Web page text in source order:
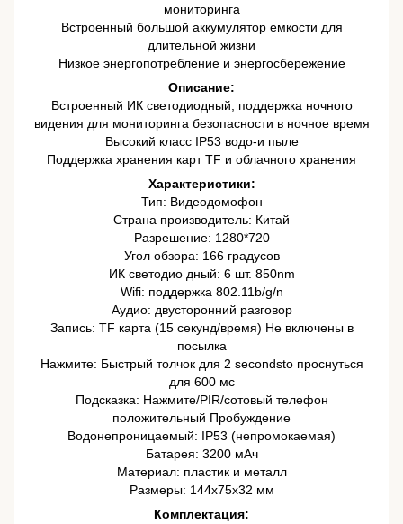
мониторинга
Встроенный большой аккумулятор емкости для
длительной жизни
Низкое энергопотребление и энергосбережение
Описание:
Встроенный ИК светодиодный, поддержка ночного
видения для мониторинга безопасности в ночное время
Высокий класс IP53 водо-и пыле
Поддержка хранения карт TF и облачного хранения
Характеристики:
Тип: Видеодомофон
Страна производитель: Китай
Разрешение: 1280*720
Угол обзора: 166 градусов
ИК светодио дный: 6 шт. 850nm
Wifi: поддержка 802.11b/g/n
Аудио: двусторонний разговор
Запись: TF карта (15 секунд/время) Не включены в
посылка
Нажмите: Быстрый толчок для 2 secondsto проснуться
для 600 мс
Подсказка: Нажмите/PIR/сотовый телефон
положительный Пробуждение
Водонепроницаемый: IP53 (непромокаемая)
Батарея: 3200 мАч
Материал: пластик и металл
Размеры: 144x75x32 мм
Комплектация: